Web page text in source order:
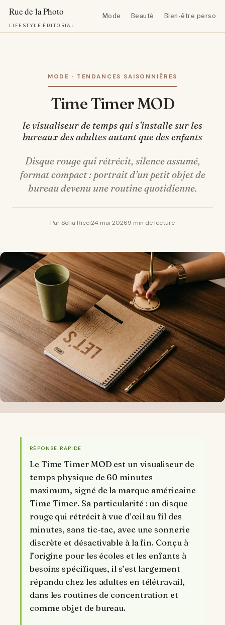
LIFESTYLE ÉDITORIAL
Mode Beauté Bien-être
MODE · TENDANCES SAISONNIÈRES
Time Timer MOD
le visualiseur de temps qui s’installe sur les
bureaux des adultes autant que des enfants
Disque rouge qui rétrécit, silence assumé,
format compact : portrait d’un petit objet de
bureau devenu une routine quotidienne.
Par Sofia Ricci24 mai 20269 min de lecture
RÉPONSE RAPIDE
Le Time Timer MOD est un visualiseur de
temps physique de 60 minutes
maximum, signé de la marque américaine
Time Timer. Sa particularité : un disque
rouge qui rétrécit à vue d’œil au fil des
minutes, sans tic-tac, avec une sonnerie
discrète et désactivable à la fin. Conçu à
l’origine pour les écoles et les enfants à
besoins spécifiques, il s’est largement
répandu chez les adultes en télétravail,
dans les routines de concentration et
comme objet de bureau.